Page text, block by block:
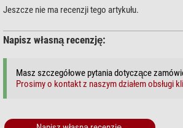
następującym znaczeniu:
Pb: bateria zawiera ołów
Cd: bateria zawiera kadm
Jeszcze nie ma recenzji tego artykułu.
Napisz własną recenzję:
Masz szczegółowe pytania dotyczące
Prosimy o kontakt z naszym działem obsługi